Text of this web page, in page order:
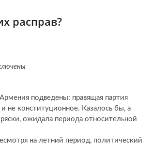
расправ?
подведены: правящая партия
не конституционное. Казалось бы, а
ожидала периода относительной
на летний период, политический